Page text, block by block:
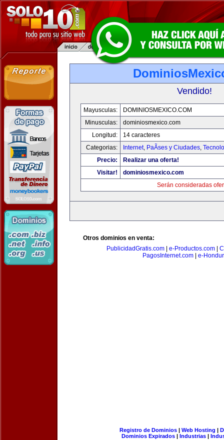
Vendido!
Mayusculas:
DOMINIOSMEXICO.COM
Minusculas:
dominiosmexico.com
Longitud:
14 caracteres
Categorias:
Internet, PaÃ­ses y Ciudades,
Precio:
Realizar una oferta!
Visitar!
dominiosmexico.com
Serán consideradas
Otros dominios en venta:
PublicidadGratis.com
e-Productos.com
PagosInternet.com
e-
Registro de Dominios| Web Hosting |
Dominios Expirados | Industrias |